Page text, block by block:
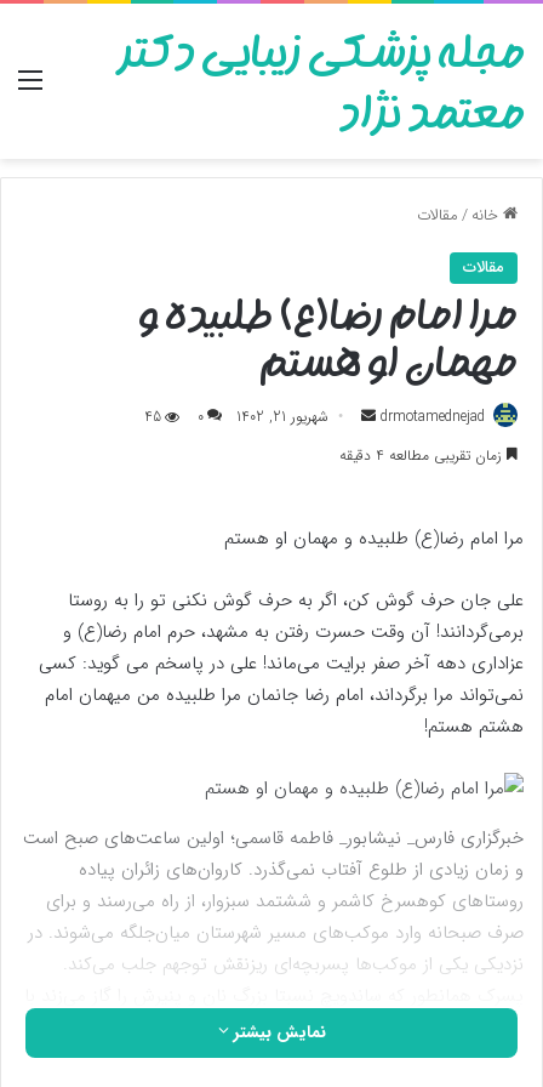
مجله پزشکی زیبایی دکتر
معتمد نژاد
خانه/مقالات
مقالات
مرا امام رضا(ع) طلبیده و
مهمان او هستم
drmotamednejad
ارسال
به
شهریور 21, 1402 0
45
زمان تقریبی مطالعه 4 دقیقه
مرا امام رضا(ع) طلبیده و مهمان او هستم
علی جان حرف گوش کن، اگر به حرف گوش نکنی تو را به روستا
برمی‌گردانند! آن وقت حسرت رفتن به مشهد، حرم امام رضا(ع) و
عزاداری دهه آخر صفر برایت می‌ماند! علی در پاسخم می گوید: کسی
نمی‌تواند مرا برگرداند، امام رضا جانمان مرا طلبیده من میهمان امام
هشتم هستم!
خبرگزاری فارس_ نیشابور_ فاطمه قاسمی؛ اولین ساعت‌های صبح است
و زمان زیادی از طلوع آفتاب نمی‌گذرد. کاروان‌های زائران پیاده
روستاهای کوهسرخ کاشمر و ششتمد سبزوار، از راه می‌رسند و برای
صرف صبحانه وارد موکب‌های مسیر شهرستان میان‌جلگه می‌شوند. در
نزدیکی یکی از موکب‌ها پسربچه‌ای ریزنقش توجهم جلب می‌کند.
التماس به جوانی که کنارش ایستاده نگاه می‌کند و هر بار که لقمه‌ای
قورت می‌دهد می‌گوید: من با پرچمدارها می‌آیم.
نمایش بیشتر